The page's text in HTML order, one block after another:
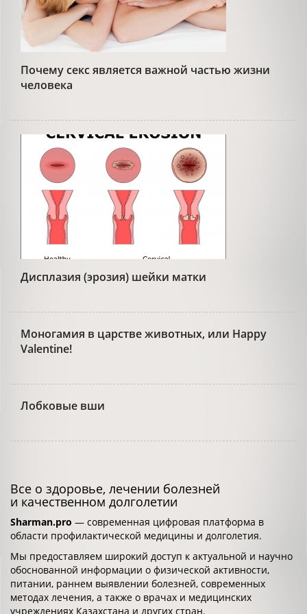
Почему секс является важной частью жизни
человека
Дисплазия (эрозия) шейки матки
Моногамия в царстве животных, или Happy
Valentine!
Лобковые вши
Все о здоровье, лечении болезней
и качественном долголетии
Sharman.pro — современная цифровая платформа в
области профилактической медицины и долголетия.
Мы предоставляем широкий доступ к актуальной и научно
обоснованной информации о физической активности,
питании, раннем выявлении болезней, современных
методах лечения, а также о врачах и медицинских
учреждениях Казахстана и других стран.